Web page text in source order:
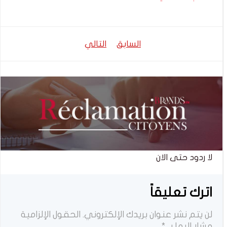
السابق
تصفّح
التالي
لا ردود حتى الان
اترك تعليقاً
لن يتم نشر عنوان بريدك الإلكتروني. الحقول الإلزامية